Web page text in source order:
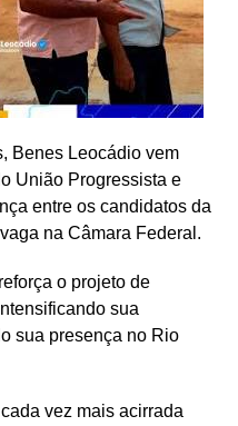
Benes Leocádio vem
União Progressista e
entre os candidatos da
na Câmara Federal.
o projeto de
sua
sua presença no Rio
vez mais acirrada